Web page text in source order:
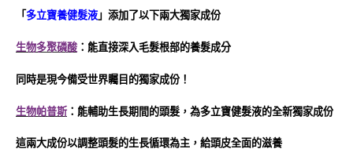
「多立寶養健髮液」添加了以下兩大獨家成份
生物多聚磷酸 ：能直接深入毛髮根部的養髮成分
同時是現今備受世界矚目的獨家成份！
生物帕普斯：能輔助生長期間的頭髮，為多立寶健髮液的全新獨家成份
這兩大成份以調整頭髮的生長循環為主，給頭皮全面的滋養